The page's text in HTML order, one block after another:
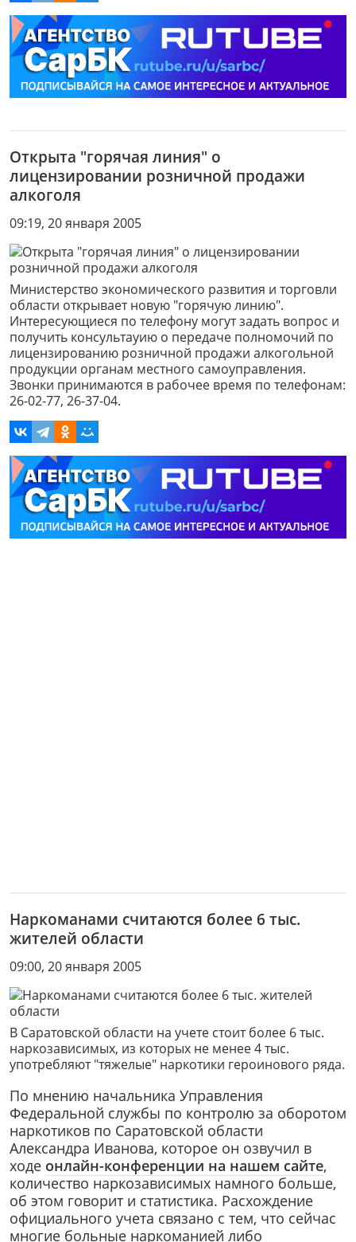
Открыта "горячая линия" о
лицензировании розничной продажи
алкоголя
09:19, 20 января 2005
Министерство экономического развития и торговли
области открывает новую "горячую линию".
Интересующиеся по телефону могут задать вопрос и
получить консультауию о передаче полномочий по
лицензированию розничной продажи алкогольной
продукции органам местного самоуправления.
Звонки принимаются в рабочее время по телефонам:
26-02-77, 26-37-04.
Наркоманами считаются более 6 тыс.
жителей области
09:00, 20 января 2005
В Саратовской области на учете стоит более 6 тыс.
наркозависимых, из которых не менее 4 тыс.
употребляют "тяжелые" наркотики героинового ряда.
По мнению начальника Управления
Федеральной службы по контролю за оборотом
наркотиков по Саратовской области
Александрa Иванова, которое он озвучил в
ходе онлайн-конференции на нашем сайте,
количество наркозависимых намного больше,
об этом говорит и статистика. Расхождение
официального учета связано с тем, что сейчас
многие больные наркоманией либо